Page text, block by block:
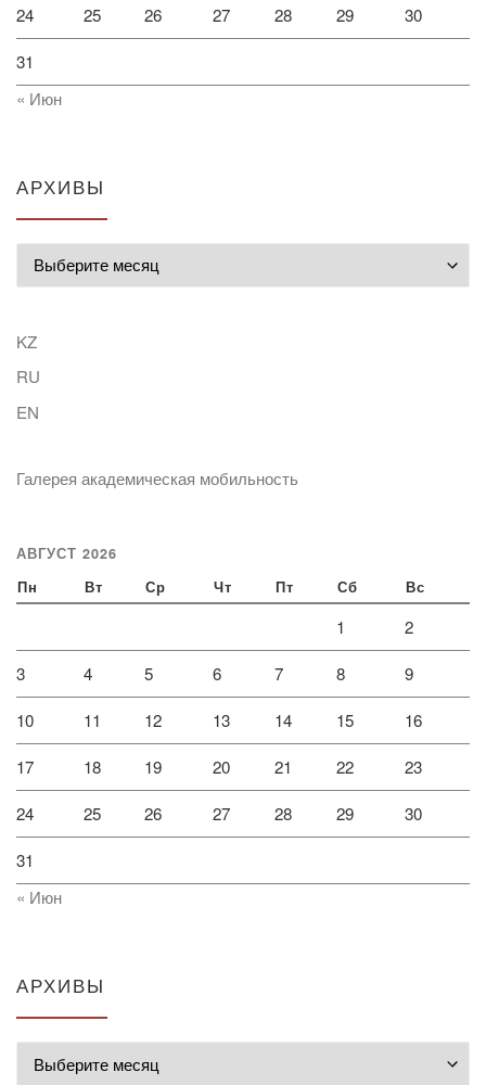
24 25 26 27 28 29 30
31
« Июн
АРХИВЫ
KZ
RU
EN
Галерея академическая мобильность
АВГУСТ 2026
Пн Вт Ср Чт Пт Сб Вс
1 2
3 4 5 6 7 8 9
10 11 12 13 14 15 16
17 18 19 20 21 22 23
24 25 26 27 28 29 30
31
« Июн
АРХИВЫ